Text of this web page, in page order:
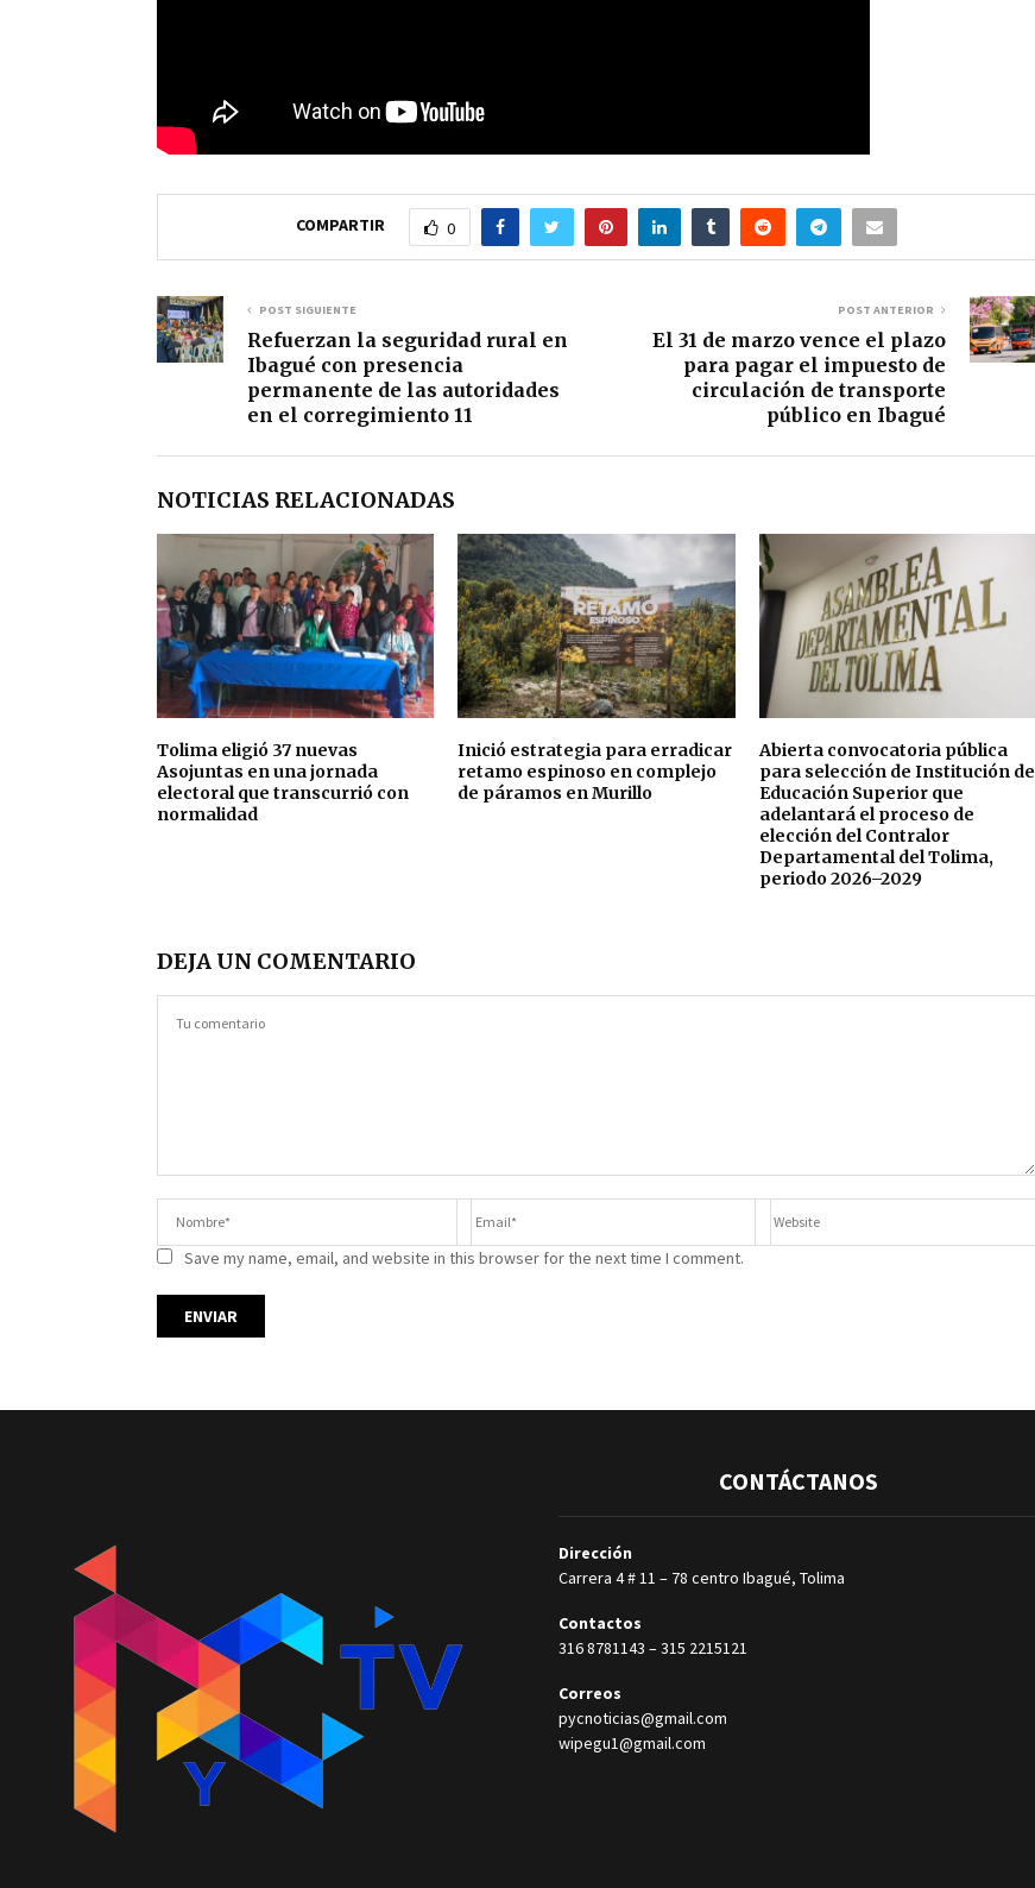
COMPARTIR 0
POST SIGUIENTE
Refuerzan la seguridad rural en
Ibagué con presencia
permanente de las autoridades
en el corregimiento 11
POST ANTERIOR
El 31 de marzo vence el plazo
para pagar el impuesto de
circulación de transporte
público en Ibagué
NOTICIAS RELACIONADAS
Tolima eligió 37 nuevas
Asojuntas en una jornada
electoral que transcurrió con
normalidad
Inició estrategia para erradicar
retamo espinoso en complejo
de páramos en Murillo
Abierta convocatoria pública
para selección de Institución de
Educación Superior que
adelantará el proceso de
elección del Contralor
Departamental del Tolima,
periodo 2026–2029
DEJA UN COMENTARIO
Save my name, email, and website in this browser for the next time I comment.
CONTÁCTANOS
Dirección
Carrera 4 # 11 – 78 centro Ibagué, Tolima
Contactos
316 8781143 –315 2215121
Correos
pycnoticias@gmail.com
wipegu1@gmail.com